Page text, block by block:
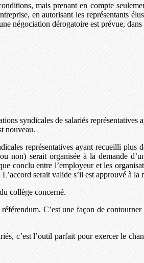
mais prenant en compte
en autorisant les représentants
négociation dérogatoire est prévue,
syndicales de salariés
nouveau.
représentatives ayant recueilli plus
non) serait organisée à la demande
conclu entre l’employeur et les
serait valide s’il est approuvé à la
collège concerné.
C’est une façon de
c’est l’outil parfait pour exercer le